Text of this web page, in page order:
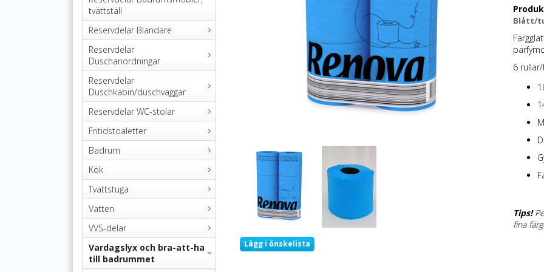
tvättställ
Reservdelar Blandare
Reservdelar
Duschanordningar
Reservdelar
Duschkabin/duschväggar
Reservdelar WC-stolar
Fritidstoaletter
Badrum
Kök
Tvättstuga
Vatten
VVS-delar
Vardagslyx och bra-att-ha
till badrummet
Lägg i önskelista
Blått/
6
Tips!
fina